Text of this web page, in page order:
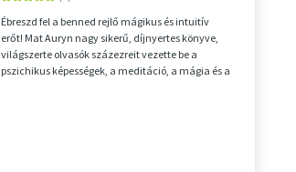
Ébreszd fel a benned rejlő mágikus és intuitív
erőt! Mat Auryn nagy sikerű, díjnyertes könyve,
világszerte olvasók százezreit vezette be a
pszichikus képességek, a meditáció, a mágia és a